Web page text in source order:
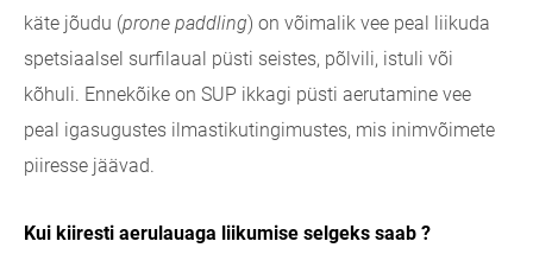
käte jõudu (prone paddling) on võimalik vee peal liikuda
spetsiaalsel surfilaual püsti seistes, põlvili, istuli või
kõhuli. Ennekõike on SUP ikkagi püsti aerutamine vee
peal igasugustes ilmastikutingimustes, mis inimvõimete
piiresse jäävad.
Kui kiiresti aerulauaga liikumise selgeks saab ?